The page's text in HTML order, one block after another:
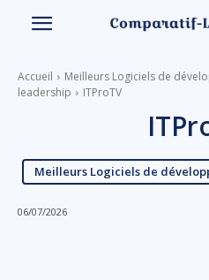
Accueil
Meilleurs Logiciels de
leadership
ITProTV
Meilleurs Logiciels de
06/07/2026